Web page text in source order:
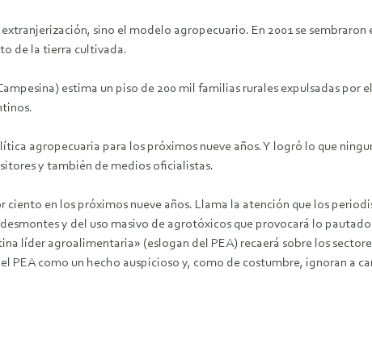
sino el modelo agropecuario. En 2001 se sembraron
de la tierra cultivada.
estima un piso de 200 mil familias rurales expulsadas por
agropecuaria para los próximos nueve años. Y logró lo que
y también de medios oficialistas.
ciento en los próximos nueve años. Llama la atención que los
y del uso masivo de agrotóxicos que provocará lo
líder agroalimentaria» (eslogan del PEA) recaerá sobre los
PEA como un hecho auspicioso y, como de costumbre, ignoran a